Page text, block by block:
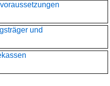
und